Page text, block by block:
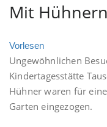
Mit
Vorlesen
Ungewöhnlichen
Kindertagesstätte
Hühner waren für
Garten eingezogen.